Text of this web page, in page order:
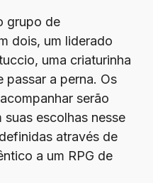
grupo de
dois, um liderado
uma criaturinha
passar a perna. Os
serão
escolhas nesse
através de
a um RPG de